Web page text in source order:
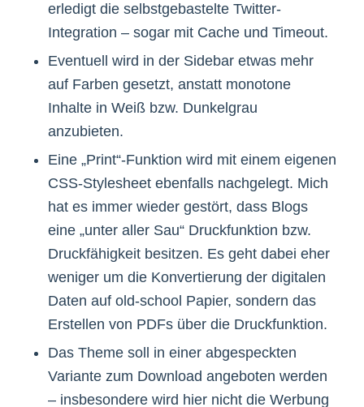
erledigt die selbstgebastelte Twitter-
Integration – sogar mit Cache und Timeout.
Eventuell wird in der Sidebar etwas mehr
auf Farben gesetzt, anstatt monotone
Inhalte in Weiß bzw. Dunkelgrau
anzubieten.
Eine „Print“-Funktion wird mit einem eigenen
CSS-Stylesheet ebenfalls nachgelegt. Mich
hat es immer wieder gestört, dass Blogs
eine „unter aller Sau“ Druckfunktion bzw.
Druckfähigkeit besitzen. Es geht dabei eher
weniger um die Konvertierung der digitalen
Daten auf old-school Papier, sondern das
Erstellen von PDFs über die Druckfunktion.
Das Theme soll in einer abgespeckten
Variante zum Download angeboten werden
– insbesondere wird hier nicht die Werbung